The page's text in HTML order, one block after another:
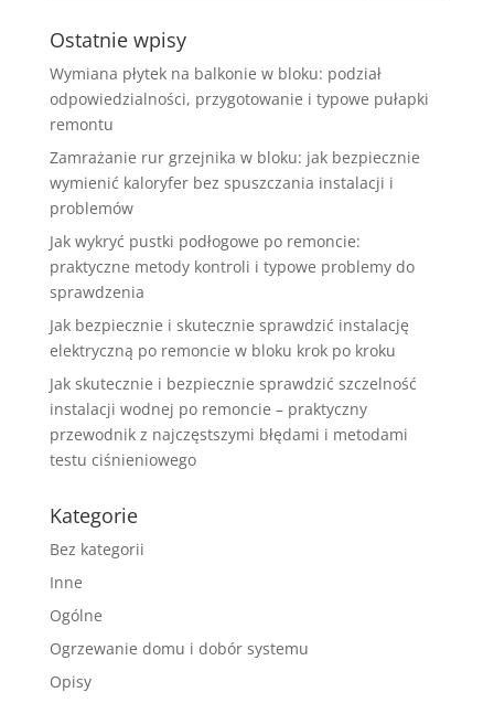
Ostatnie wpisy
Wymiana płytek na balkonie w bloku: podział
odpowiedzialności, przygotowanie i typowe pułapki
remontu
Zamrażanie rur grzejnika w bloku: jak bezpiecznie
wymienić kaloryfer bez spuszczania instalacji i
problemów
Jak wykryć pustki podłogowe po remoncie:
praktyczne metody kontroli i typowe problemy do
sprawdzenia
Jak bezpiecznie i skutecznie sprawdzić instalację
elektryczną po remoncie w bloku krok po kroku
Jak skutecznie i bezpiecznie sprawdzić szczelność
instalacji wodnej po remoncie – praktyczny
przewodnik z najczęstszymi błędami i metodami
testu ciśnieniowego
Kategorie
Bez kategorii
Inne
Ogólne
Ogrzewanie domu i dobór systemu
Opisy